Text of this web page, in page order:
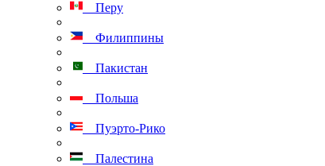
Перу
Филиппины
Пакистан
Польша
Пуэрто-Рико
Палестина